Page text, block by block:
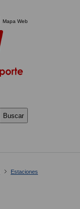
Mapa Web
Buscar
Estaciones